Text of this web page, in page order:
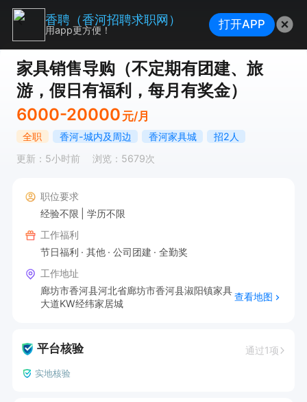
家具销售导购（不定期有团建、旅
游，假日有福利，每月有奖金）
6000-20000 元/月
全职 香河-城内及周边 香河家具城
招2人
更新：5小时前
浏览：5679次
职位要求
经验不限
学历不限
工作福利
节日福利
其他 公司团建
全勤奖
工作地址
廊坊市香河县河北省廊坊市香河县淑阳镇家具
大道KW经纬家居城
查看地图
平台核验 通过1项
实地核验
香聘（香河招聘求职网）
用app更方便！ 打开APP